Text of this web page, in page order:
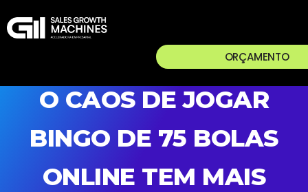
ORÇAMENTO
O CAOS DE JOGAR
BINGO DE 75 BOLAS
ONLINE TEM MAIS